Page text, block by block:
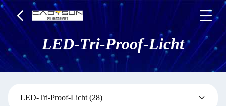
LED-Tri-Proof-Licht
LED-Tri-Proof-Licht (28)